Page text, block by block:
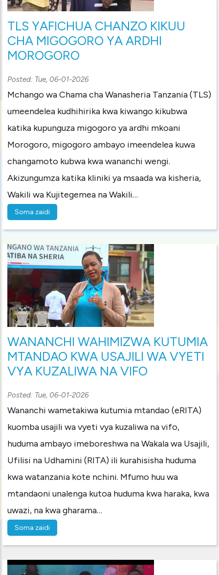
TLS YAFICHUA CHANZO KIKUU
CHA MIGOGORO YA ARDHI
MOROGORO
Posted: Tue, 06-01-2026
Mchango wa Chama cha Wanasheria Tanzania (TLS)
umeendelea kudhihirika kwa kiwango kikubwa
katika kupunguza migogoro ya ardhi mkoani
Morogoro, migogoro ambayo imeendelea kuwa
changamoto kubwa kwa wananchi wengi.
Akizungumza katika kliniki ya msaada wa kisheria,
Wakili wa Kujitegemea na Wakili…
Soma zaidi
WANANCHI WAHIMIZWA KUTUMIA
MTANDAO KWA USAJILI WA VYETI
VYA KUZALIWA NA VIFO
Posted: Tue, 06-01-2026
Wananchi wametakiwa kutumia mtandao (eRITA)
kuomba usajili wa vyeti vya kuzaliwa na vifo,
huduma ambayo imeboreshwa na Wakala wa Usajili,
Ufilisi na Udhamini (RITA) ili kurahisisha huduma
kwa watanzania kote nchini. Mfumo huu wa
mtandaoni unalenga kutoa huduma kwa haraka, kwa
uwazi, na kwa gharama…
Soma zaidi